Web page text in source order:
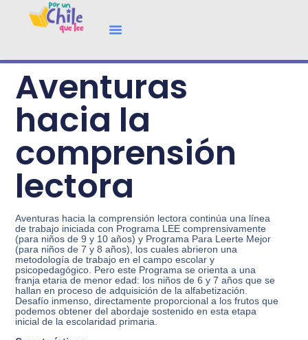
Aventuras
hacia la
comprensión
lectora
Aventuras hacia la comprensión lectora continúa una línea
de trabajo iniciada con Programa LEE comprensivamente
(para niños de 9 y 10 años) y Programa Para Leerte Mejor
(para niños de 7 y 8 años), los cuales abrieron una
metodología de trabajo en el campo escolar y
psicopedagógico. Pero este Programa se orienta a una
franja etaria de menor edad: los niños de 6 y 7 años que se
hallan en proceso de adquisición de la alfabetización.
Desafío inmenso, directamente proporcional a los frutos que
podemos obtener del abordaje sostenido en esta etapa
inicial de la escolaridad primaria.